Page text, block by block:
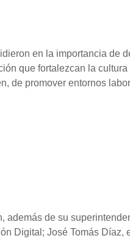
en la importancia de
que fortalezcan la
de promover entornos
además de su
Digital; José Tomás Díaz,